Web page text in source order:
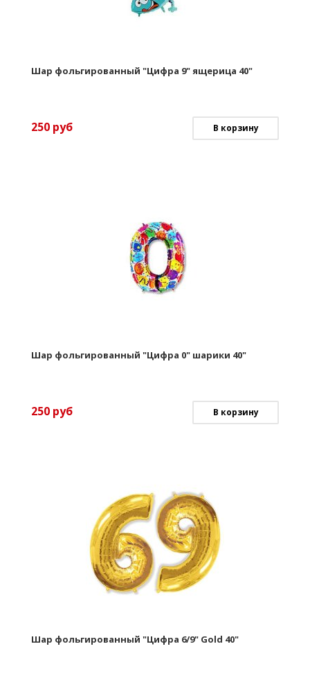
Шар фольгированный "Цифра 9" ящерица 40"
250 руб В корзину
Шар фольгированный "Цифра 0" шарики 40"
250 руб В корзину
Шар фольгированный "Цифра 6/9" Gold 40"